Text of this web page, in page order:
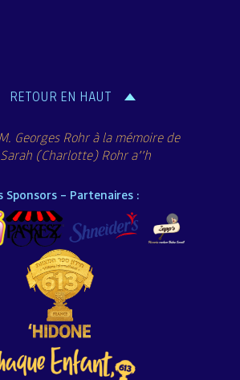
RETOUR EN HAUT
Georges Rohr à la mémoire de
(Charlotte) Rohr a’’h
Sponsors – Partenaires :